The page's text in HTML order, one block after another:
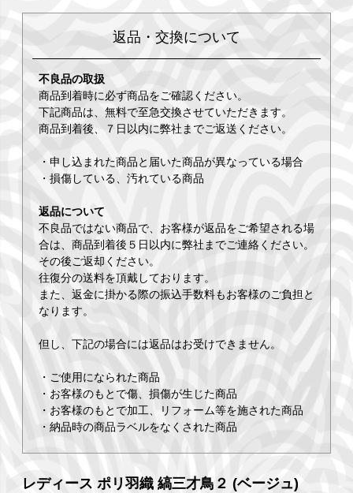
返品・交換について
不良品の取扱
商品到着時に必ず商品をご確認ください。
下記商品は、無料で至急交換させていただきます。
商品到着後、７日以内に弊社までご返送ください。
・申し込まれた商品と届いた商品が異なっている場合
・損傷している、汚れている商品
返品について
不良品ではない商品で、お客様が返品をご希望される場
合は、商品到着後５日以内に弊社までご連絡ください。
その後ご返却ください。
往復分の送料を頂戴しております。
また、返金に掛かる際の振込手数料もお客様のご負担と
なります。
但し、下記の場合には返品はお受けできません。
・ご使用になられた商品
・お客様のもとで傷、損傷が生じた商品
・お客様のもとで加工、リフォーム等を施された商品
・納品時の商品ラベルをなくされた商品
レディース ポリ羽織 縞三才鳥２ (ベージュ)